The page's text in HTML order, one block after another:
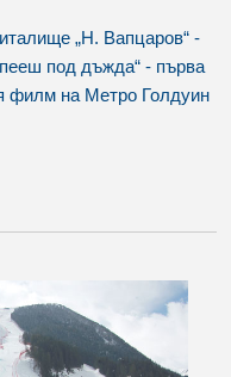
„Н. Вапцаров“ -
под дъжда“ - първа
филм на Метро Голдуин